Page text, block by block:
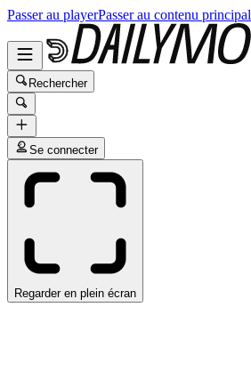
Passer au playerPasser au contenu principal
Rechercher
Se connecter
Regarder en plein écran